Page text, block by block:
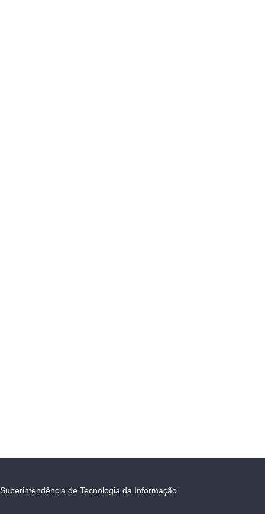
Superintendência de Tecnologia da Informação